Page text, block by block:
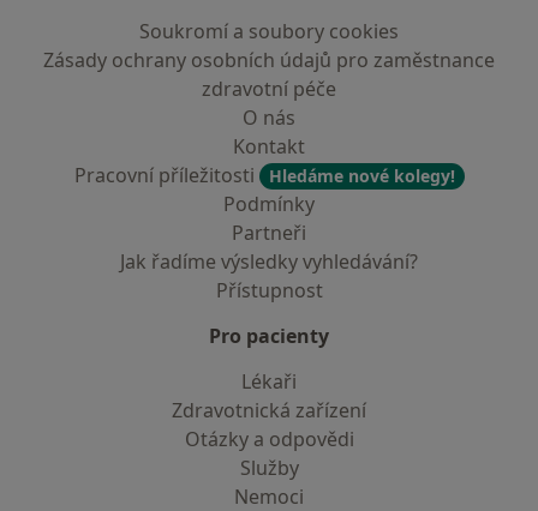
Soukromí a soubory cookies
Zásady ochrany osobních údajů pro zaměstnance
zdravotní péče
O nás
Kontakt
Pracovní příležitosti
Hledáme nové kolegy!
Podmínky
Partneři
Jak řadíme výsledky vyhledávání?
Přístupnost
Pro pacienty
Lékaři
Zdravotnická zařízení
Otázky a odpovědi
Služby
Nemoci